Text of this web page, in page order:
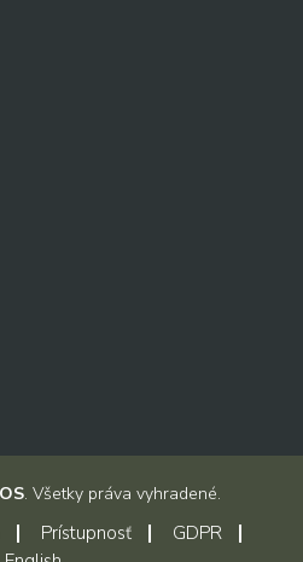
. Všetky práva vyhradené.
Prístupnosť
GDPR